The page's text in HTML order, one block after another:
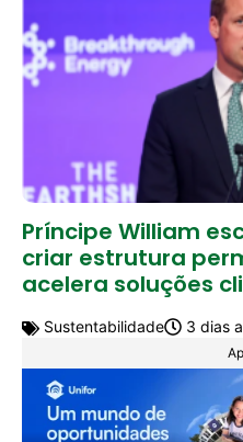
Príncipe William
criar estrutura
acelera soluções
Sustentabilidade 3 dias